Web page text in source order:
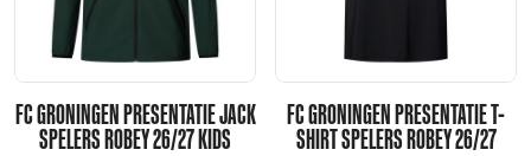
FC GRONINGEN PRESENTATIE JACK
SPELERS ROBEY 26/27 KIDS
FC GRONINGEN PRESENTATIE T-
SHIRT SPELERS ROBEY 26/27